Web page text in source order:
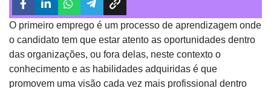
O primeiro emprego é um processo de aprendizagem onde
o candidato tem que estar atento as oportunidades dentro
das organizações, ou fora delas, neste contexto o
conhecimento e as habilidades adquiridas é que
promovem uma visão cada vez mais profissional dentro